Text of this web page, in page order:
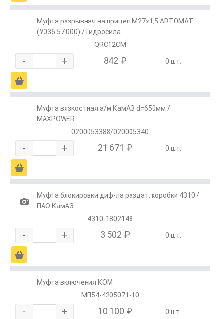
Муфта разрывная на прицеп М27х1,5 АВТОМАТ
(У.036.57.000) / Гидросила
QRC12СМ
- + 842 ₽ 0 шт.
Ä
Муфта вязкостная а/м КамАЗ d=650мм /
MAXPOWER
0200053388/020005340
- + 21 671 ₽ 0 шт.
Ä
1
Муфта блокировки диф-ла раздат. коробки 4310 /
ПАО КамАЗ
4310-1802148
- + 3 502 ₽ 0 шт.
Ä
Муфта включения КОМ
МП54-4205071-10
- + 10 100 ₽ 0 шт.